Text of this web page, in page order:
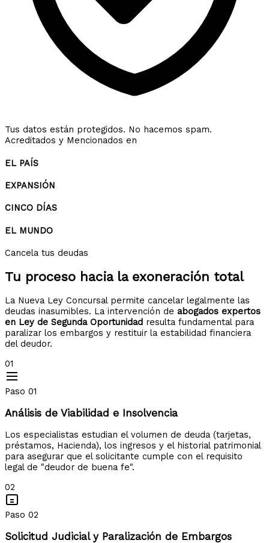
Tus datos están protegidos. No hacemos spam.
Acreditados y Mencionados en
EL PAÍS
EXPANSIÓN
CINCO DÍAS
EL MUNDO
Cancela tus deudas
Tu proceso hacia la exoneración total
La Nueva Ley Concursal permite cancelar legalmente las
deudas inasumibles. La intervención de abogados expertos
en Ley de Segunda Oportunidad resulta fundamental para
paralizar los embargos y restituir la estabilidad financiera
del deudor.
01
Paso 01
Análisis de Viabilidad e Insolvencia
Los especialistas estudian el volumen de deuda (tarjetas,
préstamos, Hacienda), los ingresos y el historial patrimonial
para asegurar que el solicitante cumple con el requisito
legal de "deudor de buena fe".
02
Paso 02
Solicitud Judicial y Paralización de Embargos